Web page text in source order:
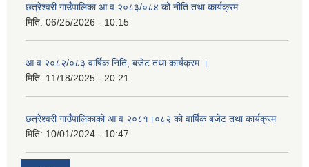
छत्रेश्वरी गाउँपालिका आ व २०८३/०८४ को नीति तथा कार्यक्रम
मिति: 06/25/2026 - 10:15
आ व २०८२/०८३ वार्षिक निति, बजेट तथा कार्यक्रम ।
मिति: 11/18/2025 - 20:21
छत्रेश्वरी गाउँपालिकाको आ व २०८१।०८२ को वार्षिक बजेट तथा कार्यक्रम
मिति: 10/01/2024 - 10:47